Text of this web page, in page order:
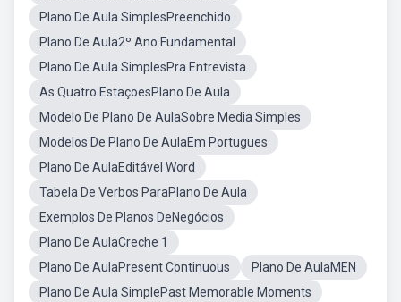
Plano De Aula SimplesPreenchido
Plano De Aula2º Ano Fundamental
Plano De Aula SimplesPra Entrevista
As Quatro EstaçoesPlano De Aula
Modelo De Plano De AulaSobre Media Simples
Modelos De Plano De AulaEm Portugues
Plano De AulaEditável Word
Tabela De Verbos ParaPlano De Aula
Exemplos De Planos DeNegócios
Plano De AulaCreche 1
Plano De AulaPresent Continuous
Plano De AulaMEN
Plano De Aula SimplePast Memorable Moments